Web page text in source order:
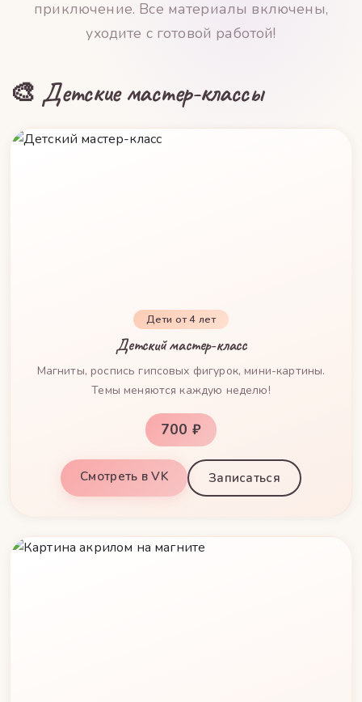
приключение. Все материалы включены,
уходите с готовой работой!
🎨 Детские мастер-классы
Дети от 4 лет
Детский мастер-класс
Магниты, роспись гипсовых фигурок, мини-картины.
Темы меняются каждую неделю!
700 ₽
Смотреть в VK Записаться